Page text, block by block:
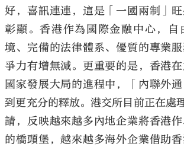
好，喜訊連連，這是「一國兩制」
彰顯。香港作為國際金融中心，自
境、完備的法律體系、優質的專業
爭力有增無減。更重要的是，香港
國家發展大局的進程中，「內聯外
到更充分的釋放。港交所目前正在處
請，反映越來越多內地企業將香港
的橋頭堡，越來越多海外企業借助